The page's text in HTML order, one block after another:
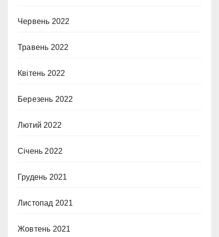
Червень 2022
Травень 2022
Квітень 2022
Березень 2022
Лютий 2022
Січень 2022
Грудень 2021
Листопад 2021
Жовтень 2021